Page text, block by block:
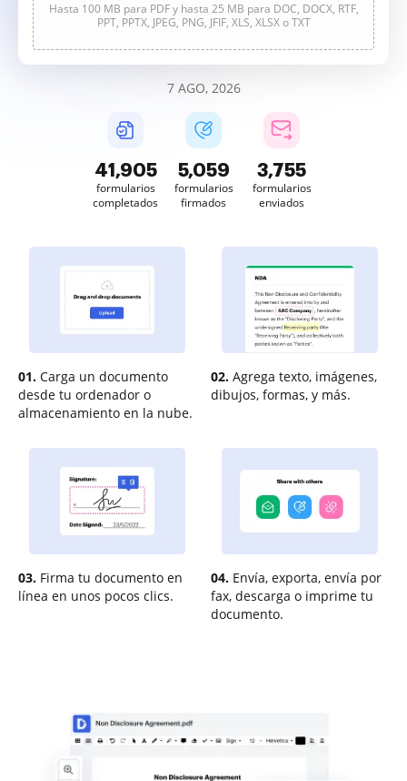
Hasta 100 MB para PDF y hasta 25 MB para DOC, DOCX, RTF,
PPT, PPTX, JPEG, PNG, JFIF, XLS, XLSX o TXT
7 AGO, 2026
41,908
formularios
completados
5,059
formularios
firmados
3,755
formularios
enviados
01. Carga un documento
desde tu ordenador o
almacenamiento en la nube.
02. Agrega texto, imágenes,
dibujos, formas, y más.
03. Firma tu documento en
línea en unos pocos clics.
04. Envía, exporta, envía por
fax, descarga o imprime tu
documento.